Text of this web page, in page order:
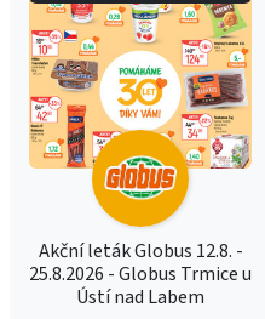
Akční leták Globus 12.8. -
25.8.2026 - Globus Trmice u
Ústí nad Labem